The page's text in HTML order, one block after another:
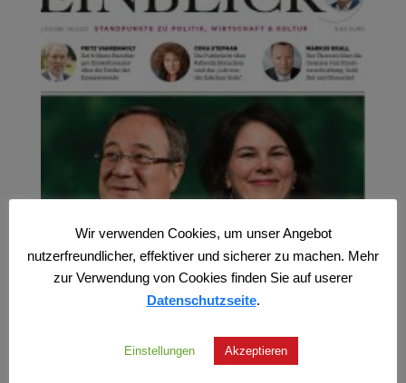
Wir verwenden Cookies, um unser Angebot
nutzerfreundlicher, effektiver und sicherer zu machen. Mehr
zur Verwendung von Cookies finden Sie auf userer
Datenschutzseite.
Einstellungen Akzeptieren